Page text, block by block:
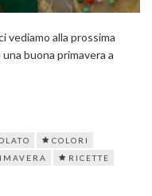
vediamo alla prossima
buona primavera a
COLORI
RICETTE